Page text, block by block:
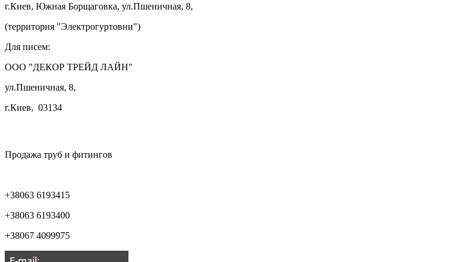
г.Киев, Южная Борщаговка, ул.Пшеничная, 8,
(территория "Электрогуртовни")
Для писем:
ООО "ДЕКОР ТРЕЙД ЛАЙН"
ул.Пшеничная, 8,
г.Киев, 03134
Продажа труб и фитингов
+38063 6193415
+38063 6193400
+38067 4099975